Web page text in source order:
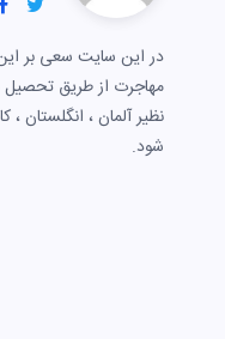
در این سایت سعی بر
مهاجرت از طریق
نظیر آلمان ، انگلستان ،
شود.